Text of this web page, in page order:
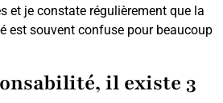
et je constate régulièrement que la
est souvent confuse pour beaucoup
il existe 3